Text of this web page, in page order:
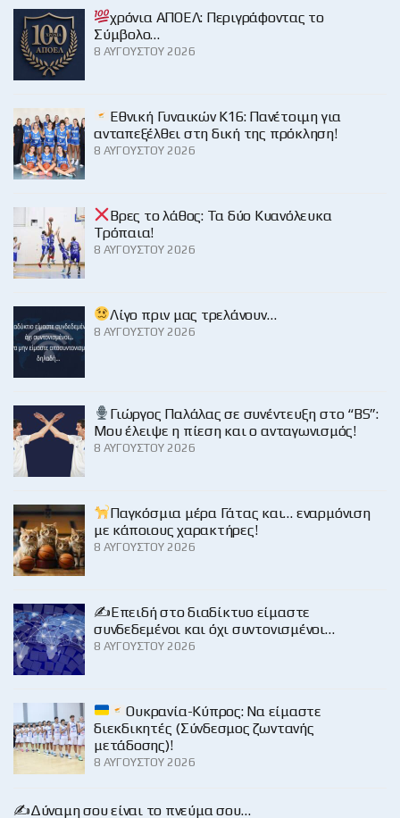
χρόνια ΑΠΟΕΛ: Περιγράφοντας το
Σύμβολο…
8 ΑΥΓΟΎΣΤΟΥ 2026
Εθνική Γυναικών Κ16: Πανέτοιμη για
ανταπεξέλθει στη δική της πρόκληση!
8 ΑΥΓΟΎΣΤΟΥ 2026
Βρες το λάθος: Τα δύο Κυανόλευκα
Τρόπαια!
8 ΑΥΓΟΎΣΤΟΥ 2026
Λίγο πριν μας τρελάνουν…
8 ΑΥΓΟΎΣΤΟΥ 2026
Γιώργος Παλάλας σε συνέντευξη στο “BS”:
Μου έλειψε η πίεση και ο ανταγωνισμός!
8 ΑΥΓΟΎΣΤΟΥ 2026
Παγκόσμια μέρα Γάτας και… εναρμόνιση
με κάποιους χαρακτήρες!
8 ΑΥΓΟΎΣΤΟΥ 2026
✍️Επειδή στο διαδίκτυο είμαστε
συνδεδεμένοι και όχι συντονισμένοι…
8 ΑΥΓΟΎΣΤΟΥ 2026
Ουκρανία-Κύπρος: Να είμαστε
διεκδικητές (Σύνδεσμος ζωντανής
μετάδοσης)!
8 ΑΥΓΟΎΣΤΟΥ 2026
✍️Δύναμη σου είναι το πνεύμα σου…